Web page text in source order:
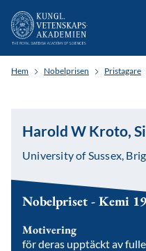
Hem Nobelprisen Pristagare
Harold W Kroto,
University of Sussex,
Nobelpriset - Kemi
Motivering
för deras upptäckt av